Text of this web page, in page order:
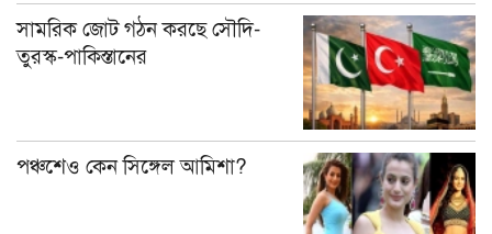
সামরিক জোট গঠন করছে সৌদি-
তুরস্ক-পাকিস্তানের
পঞ্চশেও কেন সিঙ্গেল আমিশা?